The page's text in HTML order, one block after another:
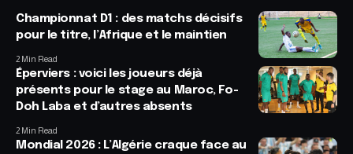
Championnat D1 : des matchs décisifs
pour le titre, l’Afrique et le maintien
2 Min Read
Éperviers : voici les joueurs déjà
présents pour le stage au Maroc, Fo-
Doh Laba et d’autres absents
2 Min Read
Mondial 2026 : L’Algérie craque face au